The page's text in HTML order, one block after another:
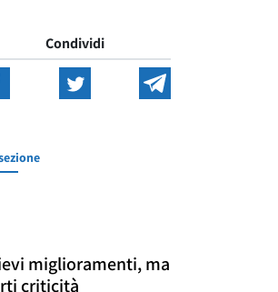
Condividi
miglioramenti, ma
criticità